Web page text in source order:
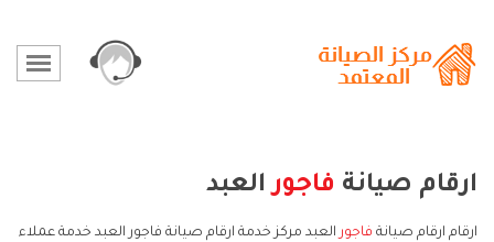
ارقام صيانة فاجورالعبد
ارقام ارقام صيانة فاجور العبد مركز خدمة ارقام صيانة فاجور العبد خدمة عملاء